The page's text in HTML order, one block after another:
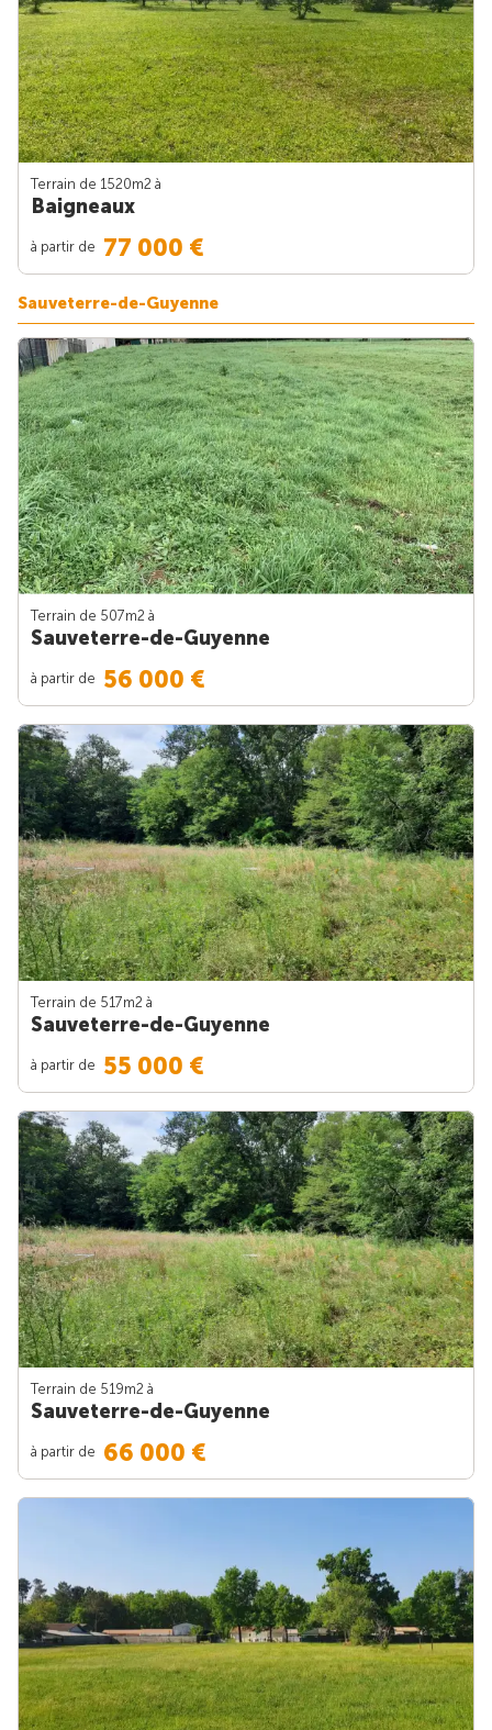
Terrain de 1520m2 à
Baigneaux
à partir de 77 000 €
Sauveterre-de-Guyenne
Terrain de 507m2 à
Sauveterre-de-Guyenne
à partir de 56 000 €
Terrain de 517m2 à
Sauveterre-de-Guyenne
à partir de 55 000 €
Terrain de 519m2 à
Sauveterre-de-Guyenne
à partir de 66 000 €